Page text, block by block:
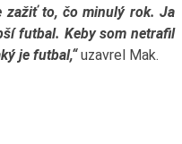
zažiť to, čo minulý rok. Ja
futbal. Keby som netrafil
je futbal,“uzavrel Mak.